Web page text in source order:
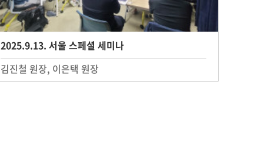
2025.9.13. 서울 스페셜 세미나
김진철 원장, 이은택 원장